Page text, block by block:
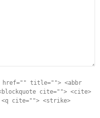
href="" title=""> <abbr
cite=""> <cite>
<q cite=""> <strike>